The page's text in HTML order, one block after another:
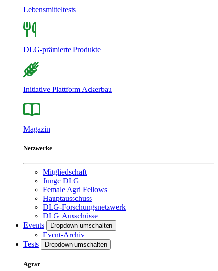
Lebensmitteltests
DLG-prämierte Produkte
Initiative Plattform Ackerbau
Magazin
Netzwerke
Mitgliedschaft
Junge DLG
Female Agri Fellows
Hauptausschuss
DLG-Forschungsnetzwerk
DLG-Ausschüsse
Events
Dropdown umschalten
Event-Archiv
Tests
Dropdown umschalten
Agrar